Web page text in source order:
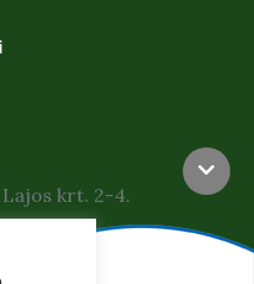
Lajos krt. 2-4.